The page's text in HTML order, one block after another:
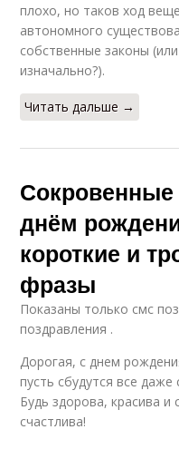
плохо, но таков ход
автономного
собственные законы
изначально?).
Читать дальше →
Сокровенные
днём
короткие и
фразы
Показаны только смс
поздравления .
Дорогая, с днем
пусть сбудутся все
Будь здорова, красива
счастлива!